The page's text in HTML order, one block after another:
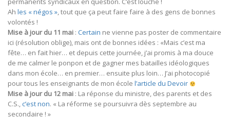
Ah les « négos », tout que ça peut faire faire à des gens de bonnes
volontés !
Mise à jour du 11 mai : Certain ne vienne pas poster de commentaire
ici (résolution oblige), mais ont de bonnes idées : «Mais c’est ma
fête… en fait hier… et depuis cette journée, j’ai promis à ma douce
de me calmer le ponpon et de gagner mes batailles idéologiques
dans mon école… en premier… ensuite plus loin… J’ai photocopié
pour tous les enseignants de mon école l’article du Devoir
Mise à jour du 12 mai : La réponse du ministre, des parents et des
C.S.,c’est non. « La réforme se poursuivra dès septembre au
secondaire ! »